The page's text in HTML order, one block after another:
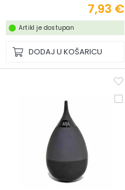
7,93 €
Artikl je dostupan
DODAJ U KOŠARICU